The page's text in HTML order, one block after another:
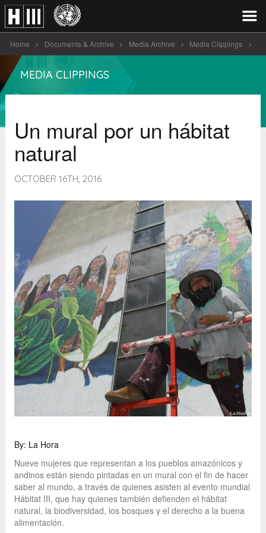
Home Documents & Archive Media Archive Media Clippings
Un mural por un hábitat [...]
MEDIA CLIPPINGS
Un mural por un hábitat
natural
OCTOBER 16TH, 2016
By: La Hora
Nueve mujeres que representan a los pueblos amazónicos y
andinos están siendo pintadas en un mural con el fin de hacer
saber al mundo, a través de quienes asisten al evento mundial
Hábitat III, que hay quienes también defienden el hábitat
natural, la biodiversidad, los bosques y el derecho a la buena
alimentación.